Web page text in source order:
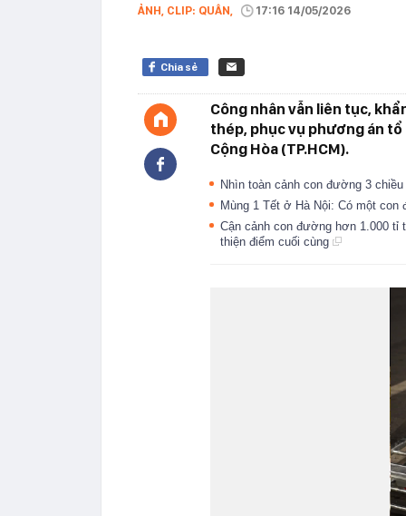
ẢNH, CLIP: QUÂN, 17:16 14/05/2026
Chia sẻ
Công nhân vẫn liên tục,
thép, phục vụ phương án
Cộng Hòa (TP.HCM).
Nhìn toàn cảnh con đường 3
Mùng 1 Tết ở Hà Nội: Có một
Cận cảnh con đường hơn 1.000 tỉ
thiện điểm cuối cùng